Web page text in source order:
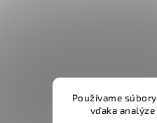
Používame
vďaka